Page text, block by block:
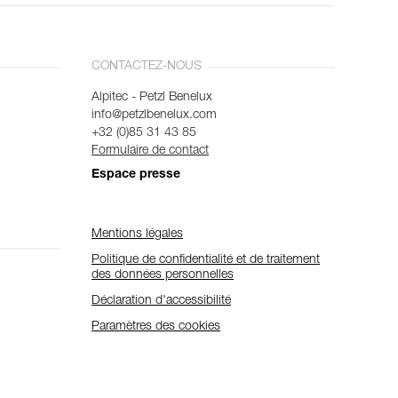
CONTACTEZ-NOUS
Alpitec - Petzl Benelux
info@petzlbenelux.com
+32 (0)85 31 43 85
Formulaire de contact
Espace presse
Mentions légales
Politique de confidentialité et de traitement
des données personnelles
Déclaration d'accessibilité
Paramètres des cookies